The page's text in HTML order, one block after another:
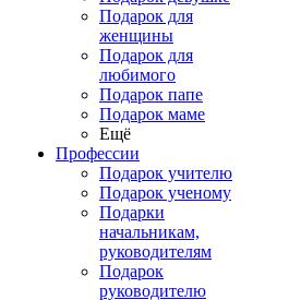
Подарок для
женщины
Подарок для
любимого
Подарок папе
Подарок маме
Ещё
Профессии
Подарок учителю
Подарок ученому
Подарки
начальникам,
руководителям
Подарок
руководителю